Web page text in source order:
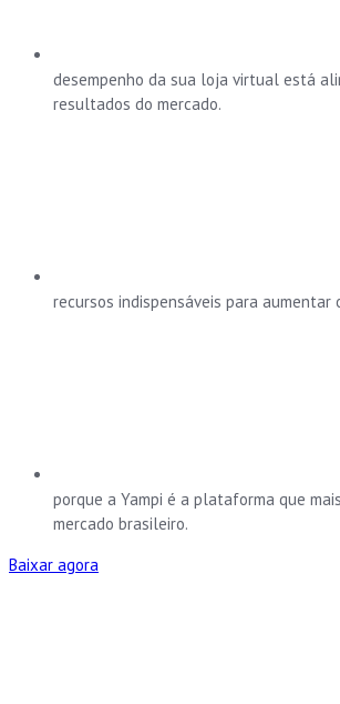
desempenho da sua loja virtual está
resultados do mercado.
recursos indispensáveis para aumentar
porque a Yampi é a plataforma que
mercado brasileiro.
Baixar agora